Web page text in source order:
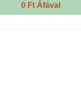
0 Ft‎Áfával